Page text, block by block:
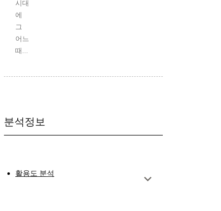
시대
에
그
어느
때...
분석정보
활용도 분석